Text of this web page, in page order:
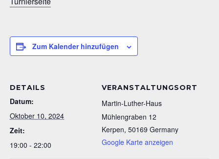
Zum Kalender hinzufügen
DETAILS
Datum:
Oktober 10, 2024
Zeit:
19:00 - 22:00
VERANSTALTUNGSORT
Martin-Luther-Haus
Mühlengraben 12
Kerpen, 50169 Germany
Google Karte anzeigen